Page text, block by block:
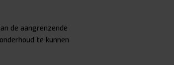
de aangrenzende
te kunnen